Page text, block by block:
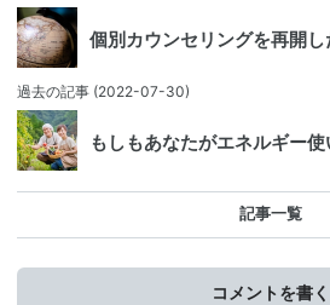
個別カウンセリングを再開
過去の記事 (2022-07-30)
もしもあなたがエネルギー
記事一覧
コメントを書く